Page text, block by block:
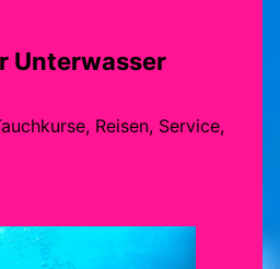
Unterwasser
Reisen, Service,